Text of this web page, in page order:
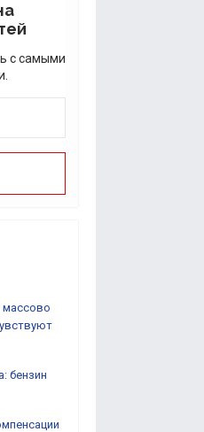
с самыми
бензин